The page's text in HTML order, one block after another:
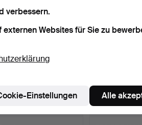
verbessern.
Websites für Sie zu
Einstellungen Alle